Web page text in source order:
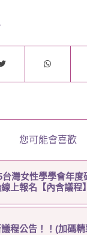
您可能會喜歡
台灣女性學學會年度
上報名【內含議程】
程公告！！(加碼